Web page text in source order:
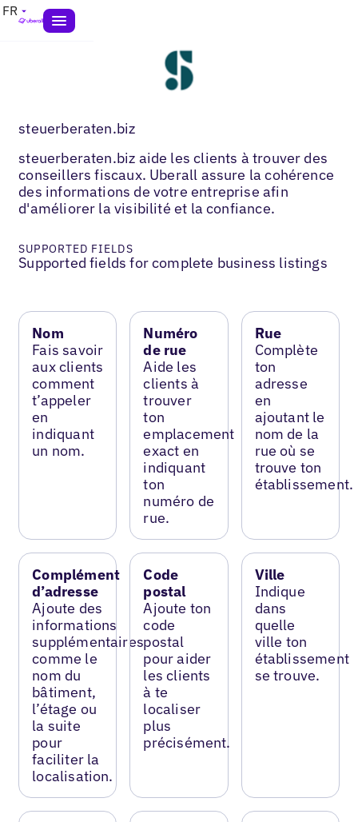
FR
steuerberaten.biz
steuerberaten.biz aide les clients à trouver des
conseillers fiscaux. Uberall assure la cohérence
des informations de votre entreprise afin
d'améliorer la visibilité et la confiance.
SUPPORTED FIELDS
Supported fields for complete business listings
Nom
Fais savoir
aux clients
comment
t’appeler
en
indiquant
un nom.
Numéro
de rue
Aide les
clients à
trouver
ton
emplacement
exact en
indiquant
ton
numéro de
rue.
Rue
Complète
ton
adresse
en
ajoutant le
nom de la
rue où se
trouve ton
établissement.
Complément
d’adresse
Ajoute des
informations
supplémentaires
comme le
nom du
bâtiment,
l’étage ou
la suite
pour
faciliter la
localisation.
Code
postal
Ajoute ton
code
postal
pour aider
les clients
à te
localiser
plus
précisément.
Ville
Indique
dans
quelle
ville ton
établissement
se trouve.